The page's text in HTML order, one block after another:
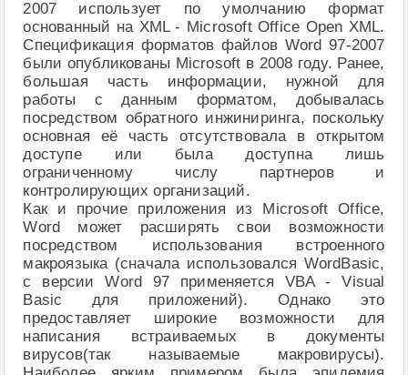
2007 использует по умолчанию формат
основанный на XML - Microsoft Office Open XML.
Спецификация форматов файлов Word 97-2007
были опубликованы Microsoft в 2008 году. Ранее,
большая часть информации, нужной для
работы с данным форматом, добывалась
посредством обратного инжиниринга, поскольку
основная её часть отсутствовала в открытом
доступе или была доступна лишь
ограниченному числу партнеров и
контролирующих организаций.
Как и прочие приложения из Microsoft Office,
Word может расширять свои возможности
посредством использования встроенного
макроязыка (сначала использовался WordBasic,
с версии Word 97 применяется VBA - Visual
Basic для приложений). Однако это
предоставляет широкие возможности для
написания встраиваемых в документы
вирусов(так называемые макровирусы).